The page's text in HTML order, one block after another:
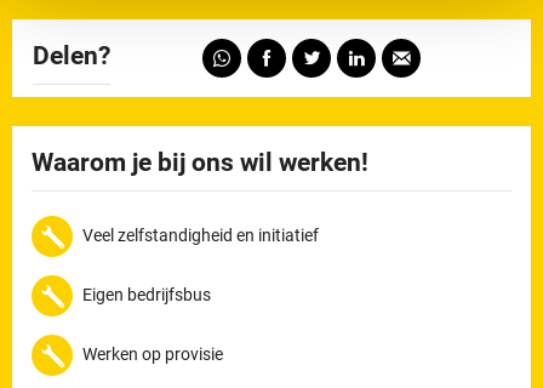
Delen?
Waarom je bij ons wil werken!
Veel zelfstandigheid en initiatief
Eigen bedrijfsbus
Werken op provisie